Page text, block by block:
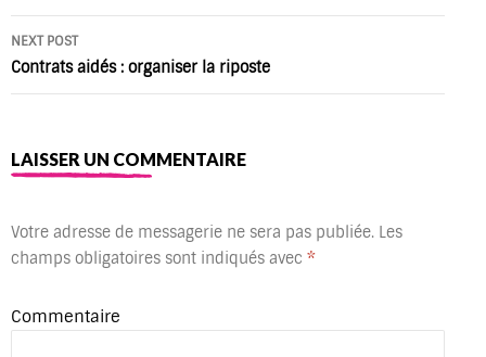
NEXT POST
Contrats aidés : organiser la riposte
LAISSER UN COMMENTAIRE
Votre adresse de messagerie ne sera pas publiée. Les
champs obligatoires sont indiqués avec *
Commentaire